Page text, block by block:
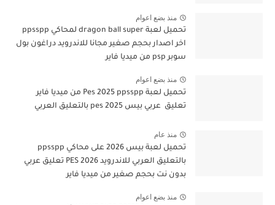
منذ بضع اعوام
تحميل لعبة dragon ball super لمحاكي ppsspp
اخر اصدار بحجم صغير مجانا للاندرويد دراغون بول
سوبر psp من ميديا فاير
منذ بضع اعوام
تحميل لعبة Pes 2025 ppsspp من ميديا فاير
تعليق عربي بيس pes 2025 بالتعليق العربي
منذ عام
تحميل لعبة بيس 2026 على محاكي ppsspp
بالتعليق العربي للاندرويد PES 2026 تعليق عربي
بدون نت بحجم صغير من ميديا فاير
منذ بضع اعوام